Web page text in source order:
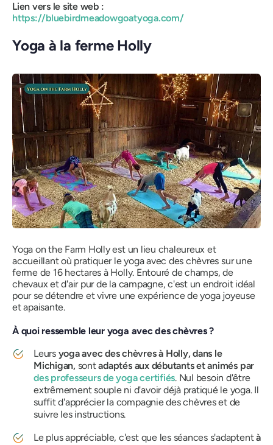
Lien vers le site web :
https://bluebirdmeadowgoatyoga.com/
Yoga à la ferme Holly
Yoga on the Farm Holly est un lieu chaleureux et
accueillant où pratiquer le yoga avec des chèvres sur une
ferme de 16 hectares à Holly. Entouré de champs, de
chevaux et d'air pur de la campagne, c'est un endroit idéal
pour se détendre et vivre une expérience de yoga joyeuse
et apaisante.
À quoi ressemble leur yoga avec des chèvres ?
Leurs yoga avec des chèvres à Holly, dans le
Michigan, sontadaptés aux débutants et animés par
des professeurs de yoga certifiés. Nul besoin d'être
extrêmement souple ni d'avoir déjà pratiqué le yoga. Il
suffit d'apprécier la compagnie des chèvres et de
suivre les instructions.
Le plus appréciable, c'est que les séances s'adaptentà